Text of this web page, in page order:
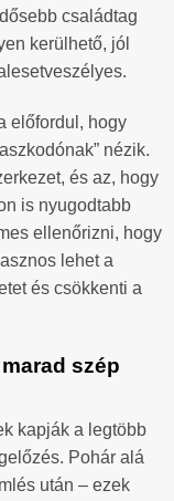
családtag
kerülhető, jól
előfordul, hogy
nézik.
és az, hogy
is nyugodtabb
ellenőrizni, hogy
lehet a
és csökkenti a
szép
kapják a legtöbb
Pohár alá
után – ezek